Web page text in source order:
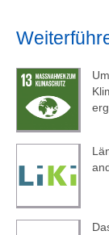
Wasser-
durch
Senkung
Netto-